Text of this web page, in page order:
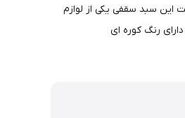
این سبد سقفی یکی از لوازم
آفرودی به اتاق خودرو شما میدهد. این سبد از ورق 2 میل ساخته شده و دارای رنگ کوره ای